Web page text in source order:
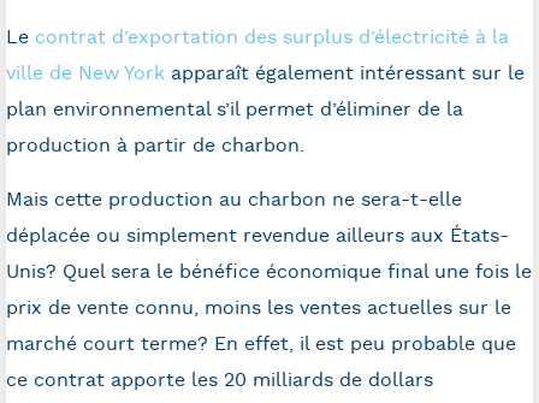
Le contrat d’exportation des surplus d’électricité à la
ville de New York apparaît également intéressant sur le
plan environnemental s’il permet d’éliminer de la
production à partir de charbon.
Mais cette production au charbon ne sera-t-elle
déplacée ou simplement revendue ailleurs aux États-
Unis? Quel sera le bénéfice économique final une fois le
prix de vente connu, moins les ventes actuelles sur le
marché court terme? En effet, il est peu probable que
ce contrat apporte les 20 milliards de dollars